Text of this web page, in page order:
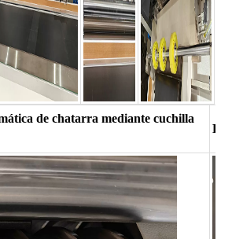
de chatarra mediante cuchilla